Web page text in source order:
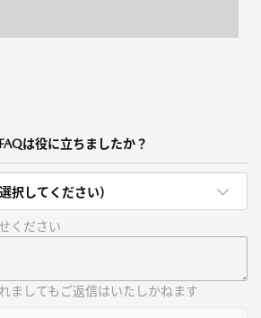
は役に立ちましたか？
択してください)
ください
ましてもご返信はいたしかねます